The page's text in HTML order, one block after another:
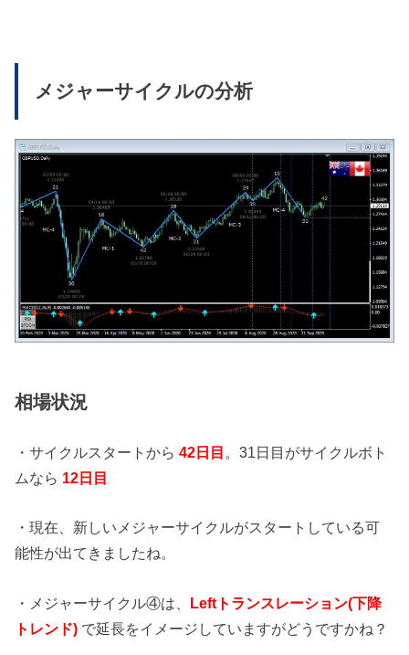
メジャーサイクルの分析
相場状況
・サイクルスタートから 42日 目 。31日目がサイクルボト
ムなら 12日 目
・現在、新しいメジャーサイクルがスタートしている可
能性が出てきましたね。
・メジャーサイクル④は、 Leftトランスレーション(下降
トレンド) で延長をイメージしていますがどうですかね？